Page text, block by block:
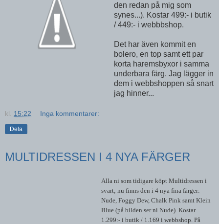
den redan på mig som
synes...). Kostar 499:- i butik
/ 449:- i webbbshop.
Det har även kommit en
bolero, en top samt ett par
korta haremsbyxor i samma
underbara färg. Jag lägger in
dem i webbshoppen så snart
jag hinner...
kl. 15:22 Inga kommentarer:
Dela
MULTIDRESSEN I 4 NYA FÄRGER
Alla ni som tidigare köpt Multidressen i
svart; nu finns den i 4 nya fina färger:
Nude, Foggy Dew, Chalk Pink samt Klein
Blue (på bilden ser ni Nude). Kostar
1.299:- i butik / 1.169 i webbshop. På